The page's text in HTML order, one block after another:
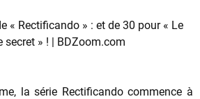
la série Rectificando commence à